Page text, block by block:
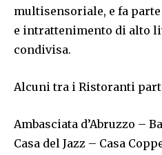
multisensoriale, e fa
e intrattenimento di alto
condivisa.
Alcuni tra i Ristoranti
Ambasciata d’Abruzzo –
Casa del Jazz – Casa